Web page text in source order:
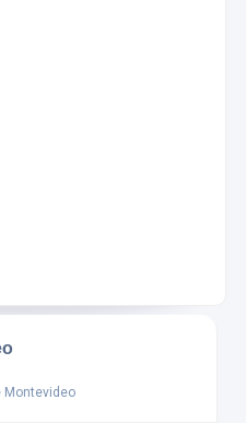
Montevideo